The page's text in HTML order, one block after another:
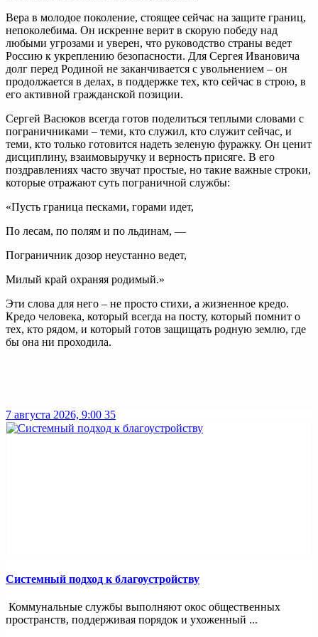
Вера в молодое поколение, стоящее сейчас на защите границ,
непоколебима. Он искренне верит в скорую победу над
любыми угрозами и уверен, что руководство страны ведет
Россию к укреплению безопасности. Для Сергея Ивановича
долг перед Родиной не заканчивается с увольнением – он
продолжается в делах, в поддержке тех, кто сейчас в строю, в
его активной гражданской позиции.
Сергей Васюков всегда готов поделиться теплыми словами с
пограничниками – теми, кто служил, кто служит сейчас, и
теми, кто только готовится надеть зеленую фуражку. Он ценит
дисциплину, взаимовыручку и верность присяге. В его
поздравлениях часто звучат простые, но такие важные строки,
которые отражают суть пограничной службы:
«Пусть граница песками, горами идет,
По лесам, по полям и по льдинам, —
Пограничник дозор неустанно ведет,
Милый край охраняя родимый.»
Эти слова для него – не просто стихи, а жизненное кредо.
Кредо человека, который всегда на посту, который помнит о
тех, кто рядом, и который готов защищать родную землю, где
бы она ни проходила.
7 августа 2026, 9:00 35
Системный подход к благоустройству
Коммунальные службы выполняют окос общественных
пространств, поддерживая порядок и ухоженный ...